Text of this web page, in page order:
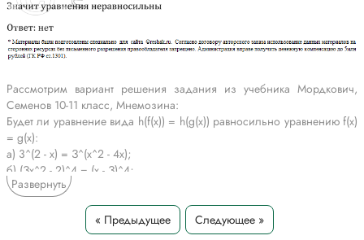
Рассмотрим вариант решения задания из учебника Мордкович,
Семенов 10-11 класс, Мнемозина:
Будет ли уравнение вида h(f(x)) = h(g(x)) равносильно уравнению f(x)
= g(x):
а) 3^(2 - х) = З^(х^2 - 4х);
б) (Зх^2 - 2)^4 = (х - З)^4;
в) (3)корень(7 - х) = (3)корень(5х + 1);
г) lg 1/x = lg (2х - 7)?
*Текст задания приводится исключительно в образовательных целях
Развернуть
« Предыдущее Следующее »